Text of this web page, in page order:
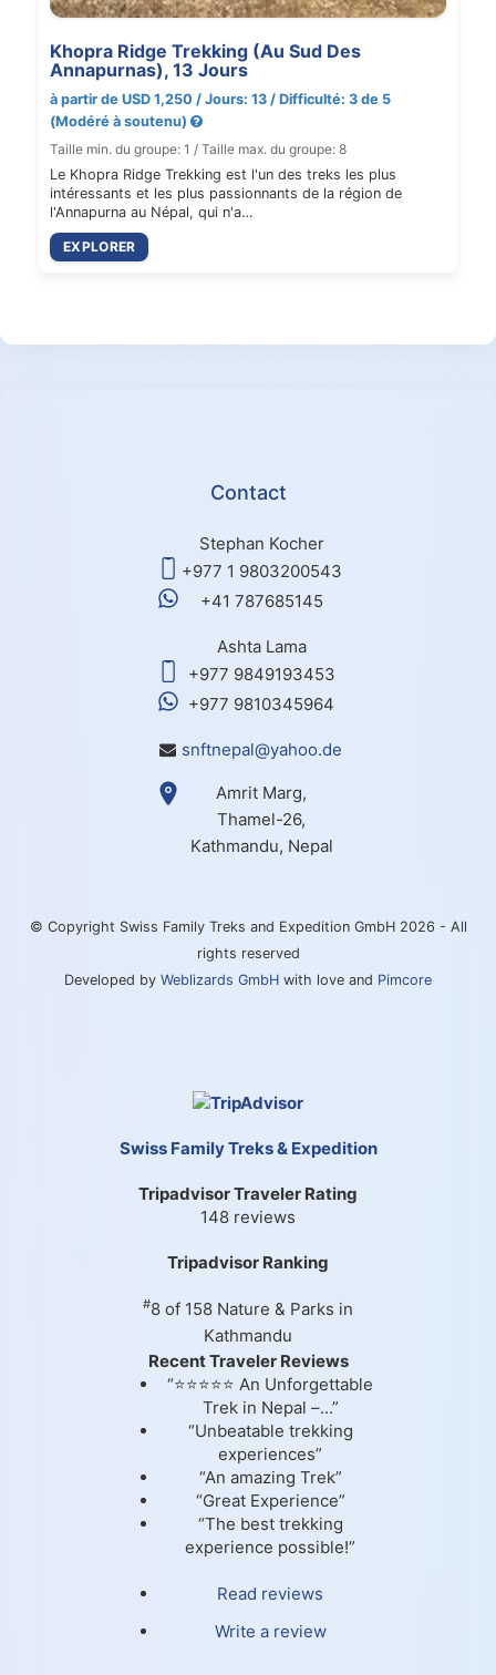
Khopra Ridge Trekking (Au Sud Des
Annapurnas), 13 Jours
à partir de USD 1,250 / Jours: 13 / Difficulté: 3 de 5
(Modéré à soutenu)
Taille min. du groupe: 1 / Taille max. du groupe: 8
Le Khopra Ridge Trekking est l'un des treks les plus
intéressants et les plus passionnants de la région de
l'Annapurna au Népal, qui n'a…
EXPLORER
Contact
Stephan Kocher
+977 1 9803200543
+41 787685145
Ashta Lama
+977 9849193453
+977 9810345964
snftnepal@yahoo.de
Amrit Marg,
Thamel-26,
Kathmandu, Nepal
© Copyright Swiss Family Treks and Expedition GmbH 2026 - All
rights reserved
Developed by Weblizards GmbH with love and Pimcore
Swiss Family Treks & Expedition
Tripadvisor Traveler Rating
148 reviews
Tripadvisor Ranking
#8 of 158 Nature & Parks in
Kathmandu
Recent Traveler Reviews
“⭐⭐⭐⭐⭐ An Unforgettable
Trek in Nepal –...”
“Unbeatable trekking
experiences”
“An amazing Trek”
“Great Experience”
“The best trekking
experience possible!”
Read reviews
Write a review